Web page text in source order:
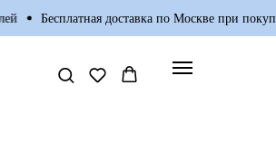
Бесплатная доставка по Москве при покупке